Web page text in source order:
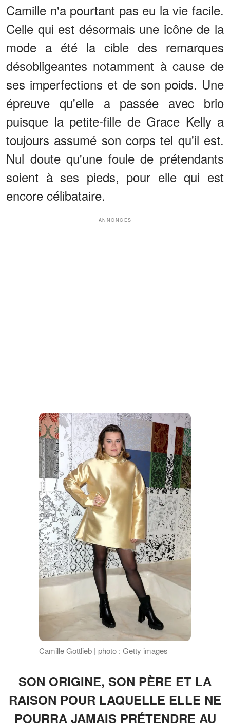
Camille n'a pourtant pas eu la vie facile.
Celle qui est désormais une icône de la
mode a été la cible des remarques
désobligeantes notamment à cause de
ses imperfections et de son poids. Une
épreuve qu'elle a passée avec brio
puisque la petite-fille de Grace Kelly a
toujours assumé son corps tel qu'il est.
Nul doute qu'une foule de prétendants
soient à ses pieds, pour elle qui est
encore célibataire.
ANNONCES
Camille Gottlieb | photo : Getty images
SON ORIGINE, SON PÈRE ET LA
RAISON POUR LAQUELLE ELLE NE
POURRA JAMAIS PRÉTENDRE AU